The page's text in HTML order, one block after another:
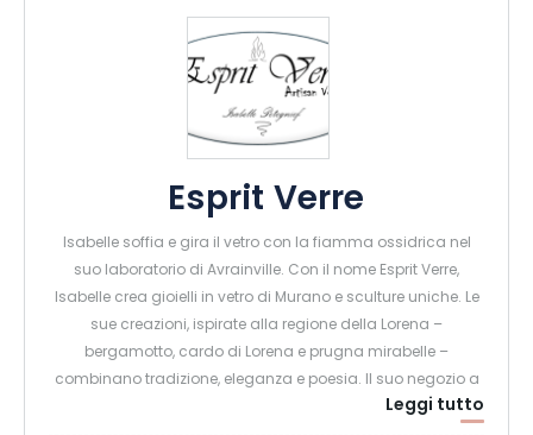
Esprit Verre
Isabelle soffia e gira il vetro con la fiamma ossidrica nel
suo laboratorio di Avrainville. Con il nome Esprit Verre,
Isabelle crea gioielli in vetro di Murano e sculture uniche. Le
sue creazioni, ispirate alla regione della Lorena –
bergamotto, cardo di Lorena e prugna mirabelle –
combinano tradizione, eleganza e poesia. Il suo negozio a
Pont à Mousson offre un’ampia selezione di prodotti basati
Leggi tutto